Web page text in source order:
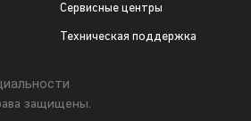
Сервисные центры
Техническая поддержка
защищены.